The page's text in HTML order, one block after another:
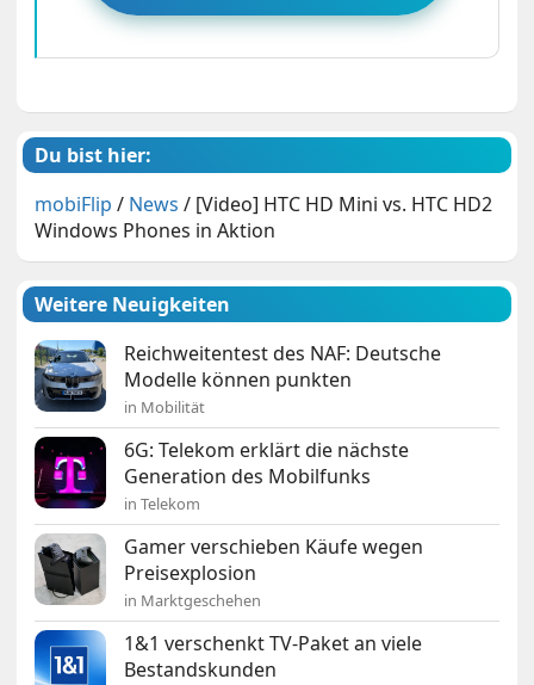
Du bist hier:
mobiFlip / News / [Video] HTC HD Mini vs. HTC HD2
Windows Phones in Aktion
Weitere Neuigkeiten
Reichweitentest des NAF: Deutsche
Modelle können punkten
in Mobilität
6G: Telekom erklärt die nächste
Generation des Mobilfunks
in Telekom
Gamer verschieben Käufe wegen
Preisexplosion
in Marktgeschehen
1&1 verschenkt TV-Paket an viele
Bestandskunden